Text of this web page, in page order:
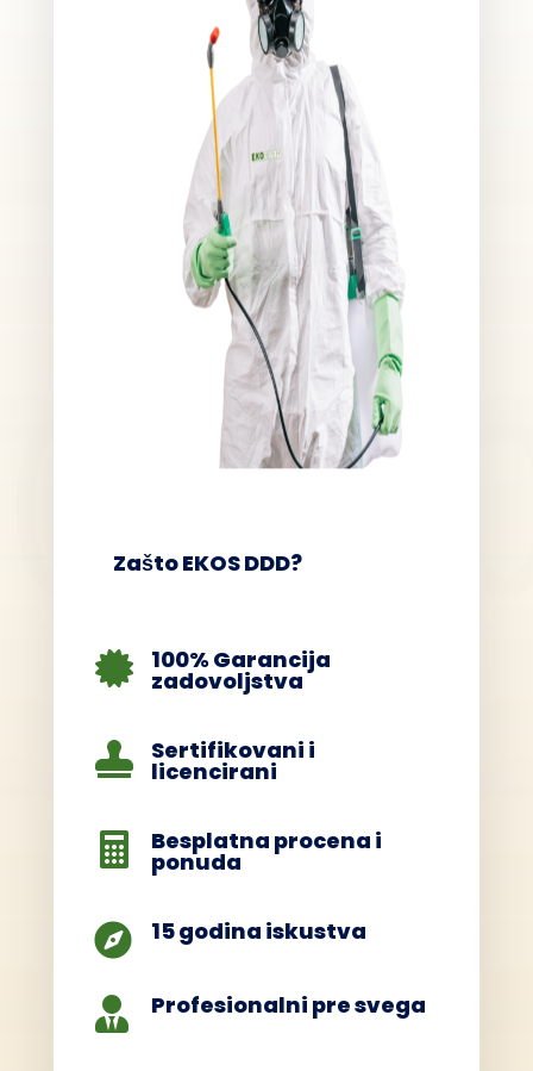
Zašto EKOS DDD?
 100% Garancija
zadovoljstva
 Sertifikovani i
licencirani
 Besplatna procena i
ponuda
 15 godina iskustva
 Profesionalni pre svega